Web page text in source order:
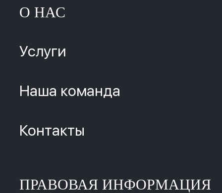
О НАС
Услуги
Наша команда
Контакты
ПРАВОВАЯ ИНФОРМАЦИЯ